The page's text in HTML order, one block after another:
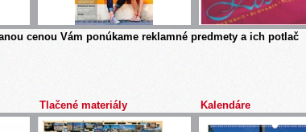
cenou Vám ponúkame reklamné predmety a ich potlač
Tlačené materiály Kalendáre